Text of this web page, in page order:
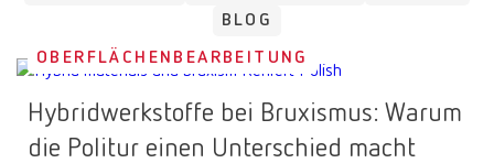
BLOG
OBERFLÄCHENBEARBEITUNG
Hybridwerkstoffe bei Bruxismus: Warum
die Politur einen Unterschied macht